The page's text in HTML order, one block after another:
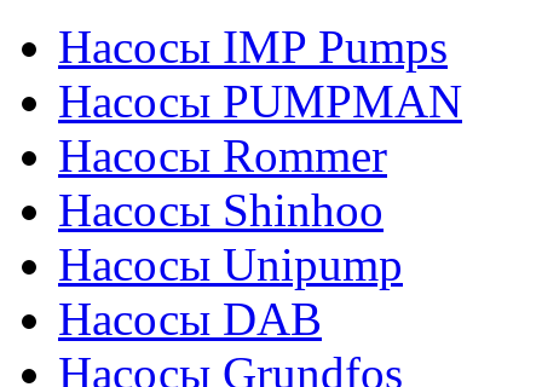
Насосы IMP Pumps
Насосы PUMPMAN
Насосы Rommer
Насосы Shinhoo
Насосы Unipump
Насосы DAB
Насосы Grundfos